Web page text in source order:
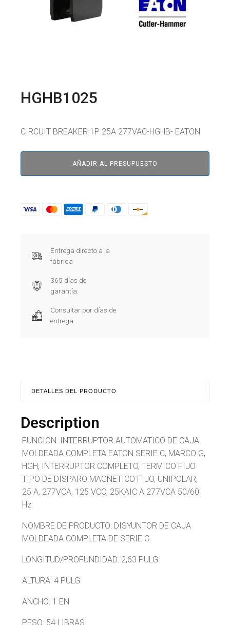
HGHB1025
CIRCUIT BREAKER 1P 25A 277VAC-HGHB- EATON
AÑADIR AL PRESUPUESTO
Entrega directo a la
fábrica
365 días de
garantía.
Consultar por días de
entrega.
DETALLES DEL PRODUCTO
Description
FUNCION: INTERRUPTOR AUTOMATICO DE CAJA
MOLDEADA COMPLETA EATON SERIE C, MARCO G,
HGH, INTERRUPTOR COMPLETO, TERMICO FIJO
TIPO DE DISPARO MAGNETICO FIJO, UNIPOLAR,
25 A, 277VCA, 125 VCC, 25KAIC A 277VCA 50/60
Hz.
NOMBRE DE PRODUCTO: DISYUNTOR DE CAJA
MOLDEADA COMPLETA DE SERIE C
LONGITUD/PROFUNDIDAD: 2,63 PULG
ALTURA: 4 PULG
ANCHO: 1 EN
PESO: 54 LIBRAS